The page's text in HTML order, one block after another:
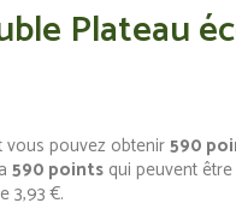
Plateau
vous pouvez obtenir590
590 points qui peuvent
3,93 €.